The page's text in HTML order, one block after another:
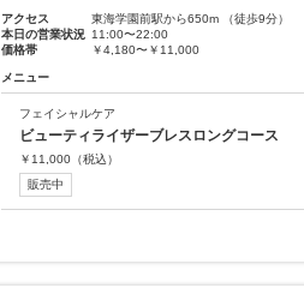
アクセス
東海学園前駅から650m （徒歩9分）
本日の営業状況 11:00〜22:00
価格帯
￥4,180〜￥11,000
メニュー
フェイシャルケア
ビューティライザーブレスロングコース
￥ 11,000 （税込）
販売中